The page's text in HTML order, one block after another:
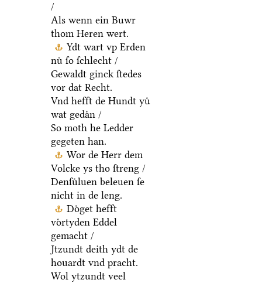
/
Als wenn ein Buwr
thom Heren wert.
Ydt wart vp Erden
nuͤ ſo ſchlecht /
Gewaldt ginck ſtedes
vor dat Recht.
Vnd hefft de Hundt yuͤ
wat gedaͤn /
So moth he Ledder
gegeten han.
Wor de Herr dem
Volcke ys tho ſtreng /
Denſuͤluen beleuen ſe
nicht in de leng.
Doͤget hefft
voͤrtyden Eddel
gemacht /
Jtzundt deith ydt de
houardt vnd pracht.
Wol ytzundt veel